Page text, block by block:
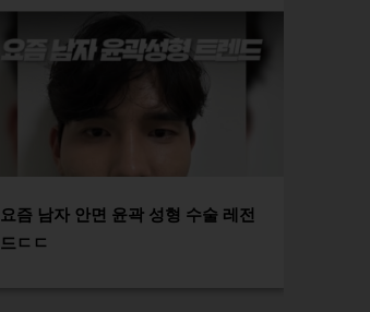
요즘 남자 안면 윤곽 성형 수술 레전
드ㄷㄷ